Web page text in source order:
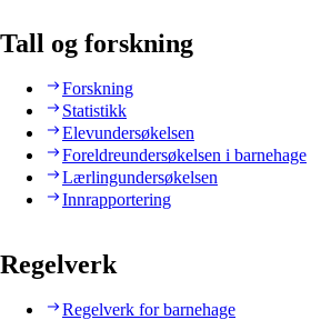
Tall og forskning
Forskning
Statistikk
Elevundersøkelsen
Foreldreundersøkelsen i barnehage
Lærlingundersøkelsen
Innrapportering
Regelverk
Regelverk for barnehage